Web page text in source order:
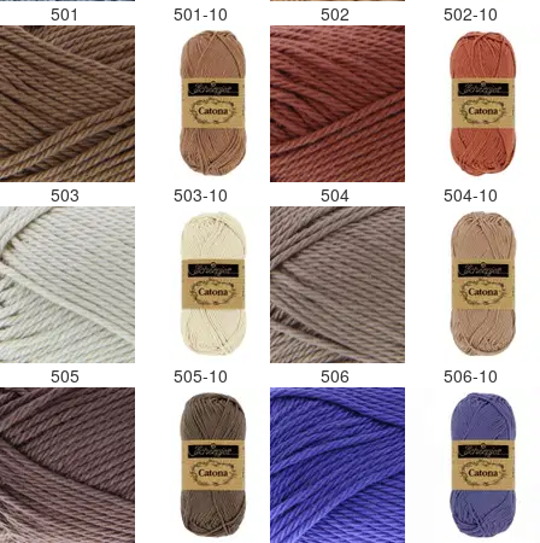
501 501-10 502 502-10
503 503-10 504 504-10
505 505-10 506 506-10